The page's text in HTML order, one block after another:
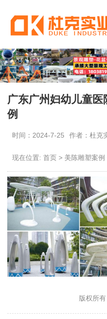
广东广州妇幼儿童
例
时间：2024-7-25 作者：杜克
现在位置: 首页 > 美陈雕塑案例
版权所